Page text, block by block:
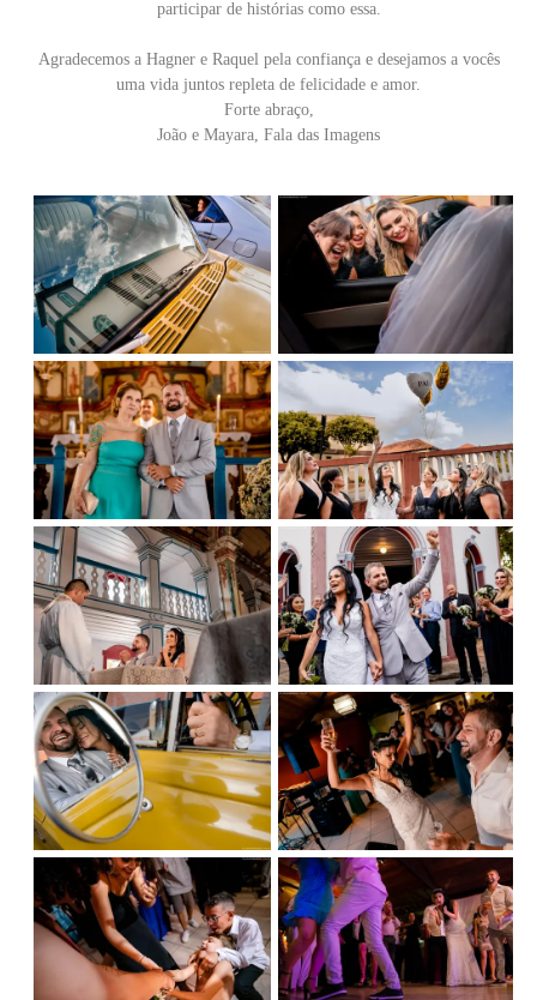
participar de histórias como essa.
Agradecemos a Hagner e Raquel pela confiança e desejamos a vocês
uma vida juntos repleta de felicidade e amor.
Forte abraço,
João e Mayara, Fala das Imagens